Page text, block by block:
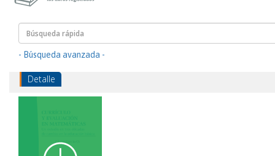
- Búsqueda avanzada -
Detalle